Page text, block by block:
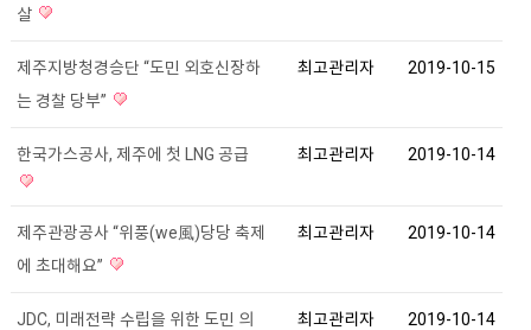
살
제주지방청경승단 “도민 외호신장하
는 경찰 당부”
최고관리자 2019-10-15
한국가스공사, 제주에 첫 LNG 공급 최고관리자 2019-10-14
제주관광공사 “위풍(we風)당당 축제
에 초대해요”
최고관리자 2019-10-14
JDC, 미래전략 수립을 위한 도민 의
최고관리자 2019-10-14